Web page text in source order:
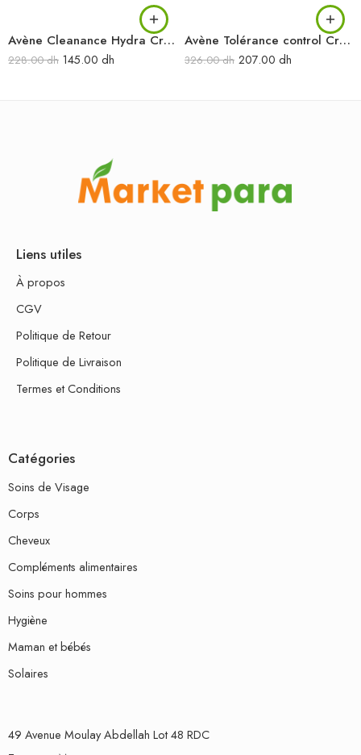
Avène Cleanance Hydra Crème apaisante 40 ML
228.00dh 145.00 dh
Avène Tolérance control Crème apaisante restauratrice 40 ml
326.00dh 207.00 dh
Liens utiles
À propos
CGV
Politique de Retour
Politique de Livraison
Termes et Conditions
Catégories
Soins de Visage
Corps
Cheveux
Compléments alimentaires
Soins pour hommes
Hygiène
Maman et bébés
Solaires
49 Avenue Moulay Abdellah Lot 48 RDC